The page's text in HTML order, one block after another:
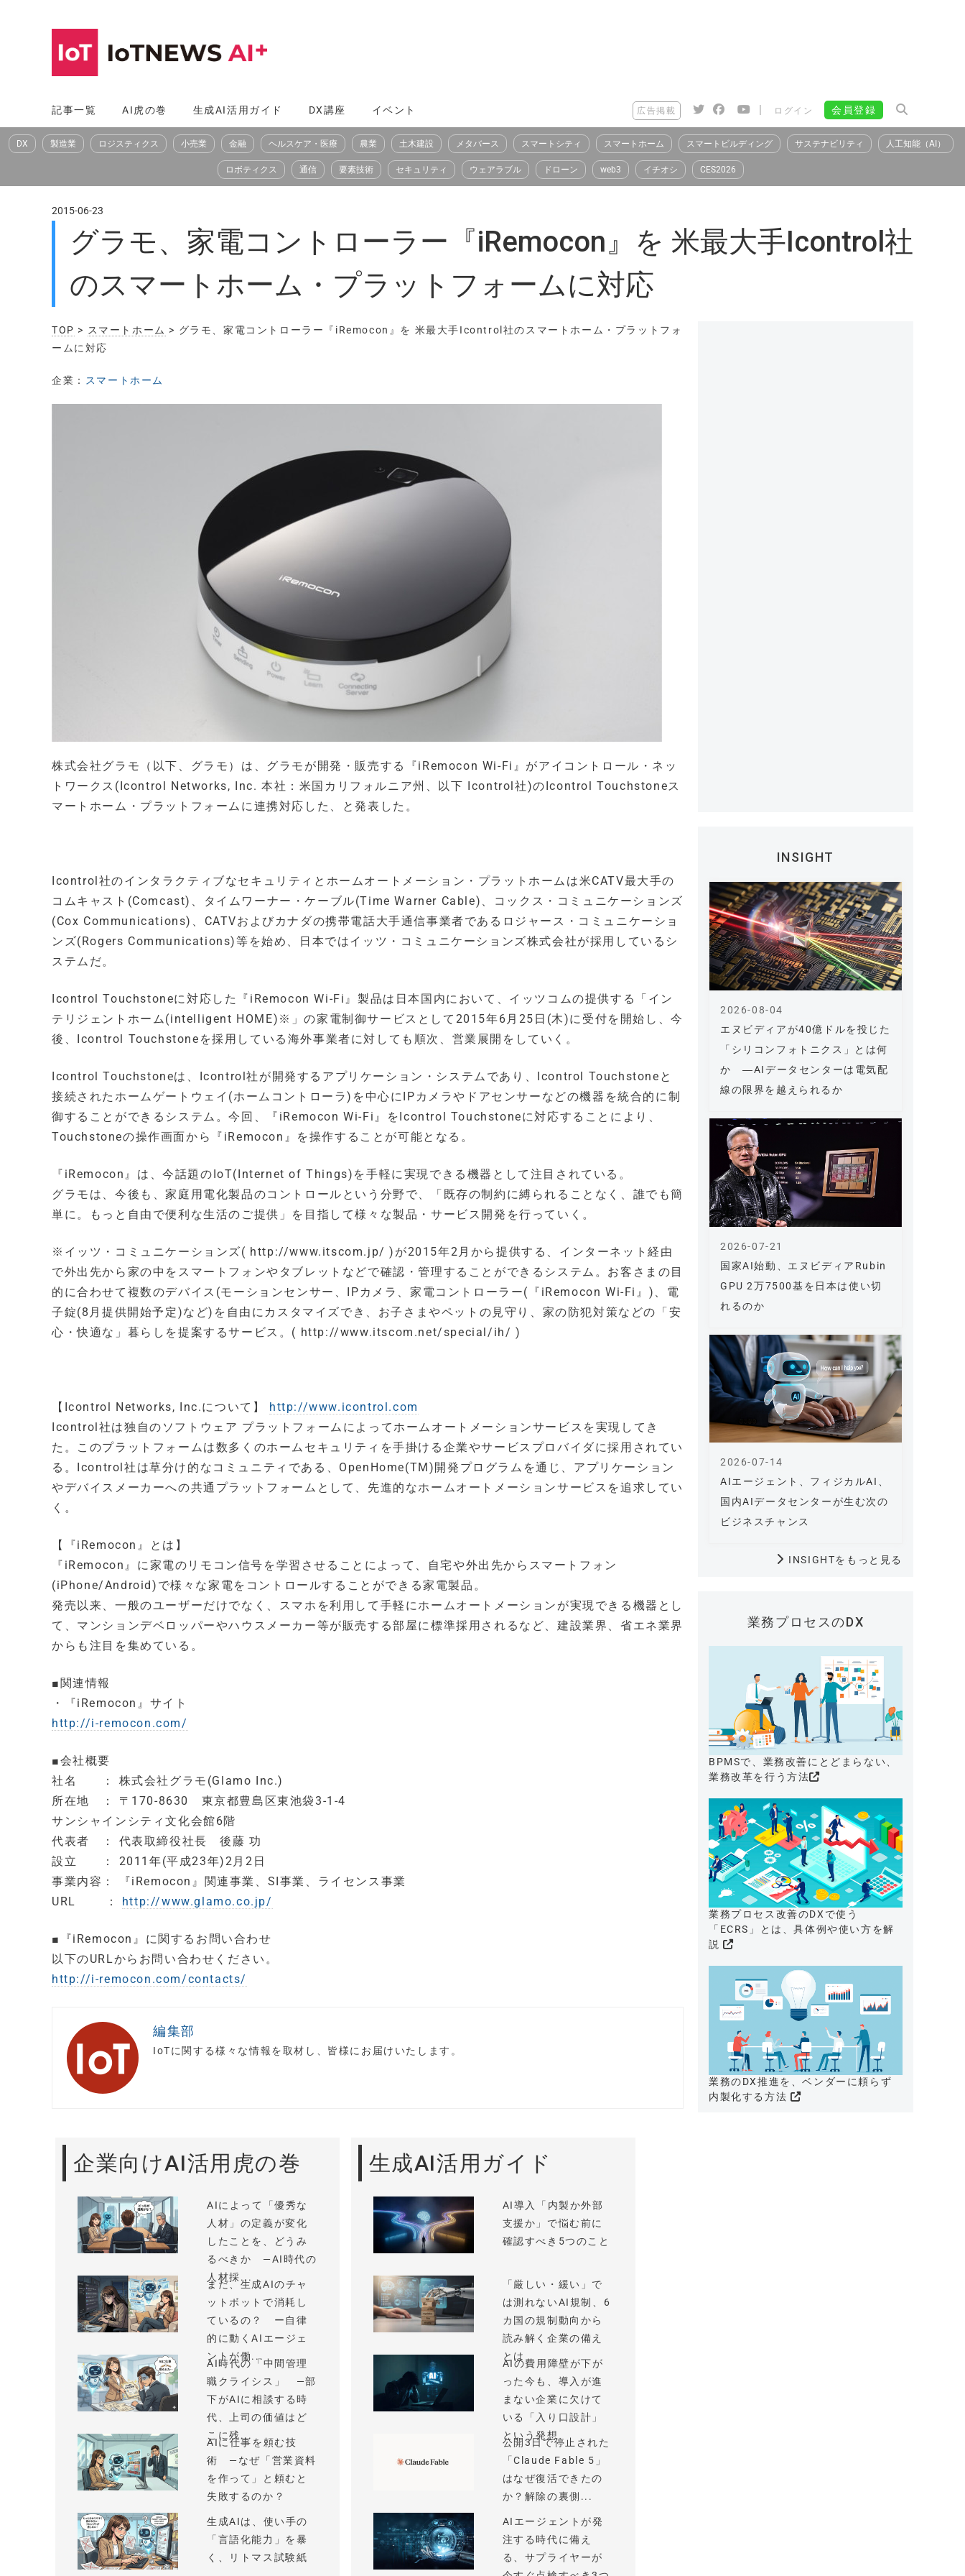
へ
ス
記事一覧 AI虎の巻 生成AI活用ガイド DX講座 イベント 広告掲載 | ログイン 会員登録
DX 製造業 ロジスティクス 小売業 金融 ヘルスケア・医療 農業 土木建設 メタバース スマートシティ スマートホーム スマートビルディング サステナビリティ 人工知能（AI）
ロボティクス 通信 要素技術 セキュリティ ウェアラブル ドローン web3 イチオシ CES2026
2015-06-23
グラモ、家電コントローラー『iRemocon』を 米最大手Icontrol社
のスマートホーム・プラットフォームに対応
TOP > スマートホーム > グラモ、家電コントローラー『iRemocon』を 米最大手Icontrol社のスマートホーム・プラットフォ
ームに対応
企業： スマートホーム
株式会社グラモ（以下、グラモ）は、グラモが開発・販売する『iRemocon Wi-Fi』がアイコントロール・ネッ
トワークス(Icontrol Networks, Inc. 本社：米国カリフォルニア州、以下 Icontrol社)のIcontrol Touchstoneス
マートホーム・プラットフォームに連携対応した、と発表した。
Icontrol社のインタラクティブなセキュリティとホームオートメーション・プラットホームは米CATV最大手の
コムキャスト(Comcast)、タイムワーナー・ケーブル(Time Warner Cable)、コックス・コミュニケーションズ
(Cox Communications)、CATVおよびカナダの携帯電話大手通信事業者であるロジャース・コミュニケーショ
ンズ(Rogers Communications)等を始め、日本ではイッツ・コミュニケーションズ株式会社が採用しているシ
ステムだ。
Icontrol Touchstoneに対応した『iRemocon Wi-Fi』製品は日本国内において、イッツコムの提供する「イン
テリジェントホーム(intelligent HOME)※」の家電制御サービスとして2015年6月25日(木)に受付を開始し、今
後、Icontrol Touchstoneを採用している海外事業者に対しても順次、営業展開をしていく。
Icontrol Touchstoneは、Icontrol社が開発するアプリケーション・システムであり、Icontrol Touchstoneと
接続されたホームゲートウェイ(ホームコントローラ)を中心にIPカメラやドアセンサーなどの機器を統合的に制
御することができるシステム。今回、『iRemocon Wi-Fi』をIcontrol Touchstoneに対応することにより、
Touchstoneの操作画面から『iRemocon』を操作することが可能となる。
『iRemocon』は、今話題のIoT(Internet of Things)を手軽に実現できる機器として注目されている。
グラモは、今後も、家庭用電化製品のコントロールという分野で、「既存の制約に縛られることなく、誰でも簡
単に。もっと自由で便利な生活のご提供」を目指して様々な製品・サービス開発を行っていく。
※イッツ・コミュニケーションズ( http://www.itscom.jp/ )が2015年2月から提供する、インターネット経由
で外出先から家の中をスマートフォンやタブレットなどで確認・管理することができるシステム。お客さまの目
的に合わせて複数のデバイス(モーションセンサー、IPカメラ、家電コントローラー(『iRemocon Wi-Fi』)、電
子錠(8月提供開始予定)など)を自由にカスタマイズでき、お子さまやペットの見守り、家の防犯対策などの「安
心・快適な」暮らしを提案するサービス。( http://www.itscom.net/special/ih/ )
【Icontrol Networks, Inc.について】 http://www.icontrol.com
Icontrol社は独自のソフトウェア プラットフォームによってホームオートメーションサービスを実現してき
た。このプラットフォームは数多くのホームセキュリティを手掛ける企業やサービスプロバイダに採用されてい
る。Icontrol社は草分け的なコミュニティである、OpenHome(TM)開発プログラムを通じ、アプリケーション
やデバイスメーカーへの共通プラットフォームとして、先進的なホームオートメーションサービスを追求してい
く。
【『iRemocon』とは】
『iRemocon』に家電のリモコン信号を学習させることによって、自宅や外出先からスマートフォン
(iPhone/Android)で様々な家電をコントロールすることができる家電製品。
発売以来、一般のユーザーだけでなく、スマホを利用して手軽にホームオートメーションが実現できる機器とし
て、マンションデベロッパーやハウスメーカー等が販売する部屋に標準採用されるなど、建設業界、省エネ業界
からも注目を集めている。
■関連情報
・『iRemocon』サイト
http://i-remocon.com/
■会社概要
社名 ： 株式会社グラモ(Glamo Inc.)
所在地 ： 〒170-8630 東京都豊島区東池袋3-1-4
サンシャインシティ文化会館6階
代表者 ： 代表取締役社長 後藤 功
設立 ： 2011年(平成23年)2月2日
事業内容： 『iRemocon』関連事業、SI事業、ライセンス事業
URL ： http://www.glamo.co.jp/
■『iRemocon』に関するお問い合わせ
以下のURLからお問い合わせください。
http://i-remocon.com/contacts/
編集部
IoTに関する様々な情報を取材し、皆様にお届けいたします。
企業向けAI活用虎の巻
AIによって「優秀な
人材」の定義が変化
したことを、どうみ
るべきか —AI時代の
人材採...
まだ、生成AIのチャ
ットボットで消耗し
ているの？ ー自律
的に動くAIエージェ
ントが働...
AI時代の「中間管理
職クライシス」 —部
下がAIに相談する時
代、上司の価値はど
こに残...
AIに仕事を頼む技
術 —なぜ「営業資料
を作って」と頼むと
失敗するのか？
生成AIは、使い手の
「言語化能力」を暴
く、リトマス試験紙
生成AI活用ガイド
AI導入「内製か外部
支援か」で悩む前に
確認すべき5つのこと
「厳しい・緩い」で
は測れないAI規制、6
カ国の規制動向から
読み解く企業の備え
とは
AIの費用障壁が下が
った今も、導入が進
まない企業に欠けて
いる「入り口設計」
という発想
公開3日で停止された
「Claude Fable 5」
はなぜ復活できたの
か？解除の裏側...
AIエージェントが発
注する時代に備え
る、サプライヤーが
INSIGHT
エヌビディアが40億ドルを投じた
「シリコンフォトニクス」とは何
か ―AIデータセンターは電気配
線の限界を越えられるか
2026-08-04
国家AI始動、エヌビディアRubin
GPU 2万7500基を日本は使い切
れるのか
2026-07-21
AIエージェント、フィジカルAI、
国内AIデータセンターが生む次の
ビジネスチャンス
2026-07-14
INSIGHTをもっと見る
業務プロセスのDX
BPMSで、業務改善にとどまらない、
業務改革を行う方法
業務プロセス改善のDXで使う
「ECRS」とは、具体例や使い方を解
説
業務のDX推進を、ベンダーに頼らず
内製化する方法